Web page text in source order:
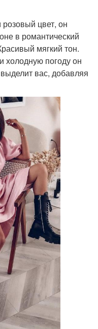
розовый цвет, он
в романтический
мягкий тон.
холодную погоду он
вас, добавляя